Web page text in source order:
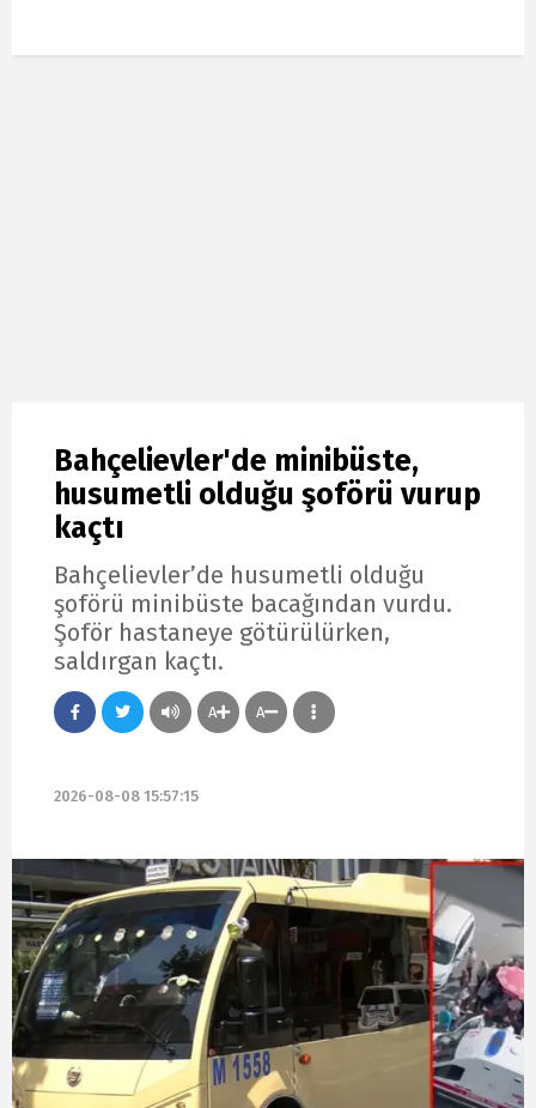
Bahçelievler'de minibüste,
husumetli olduğu şoförü vurup
kaçtı
Bahçelievler’de husumetli olduğu
şoförü minibüste bacağından vurdu.
Şoför hastaneye götürülürken,
saldırgan kaçtı.
A A
2026-08-08 15:57:15